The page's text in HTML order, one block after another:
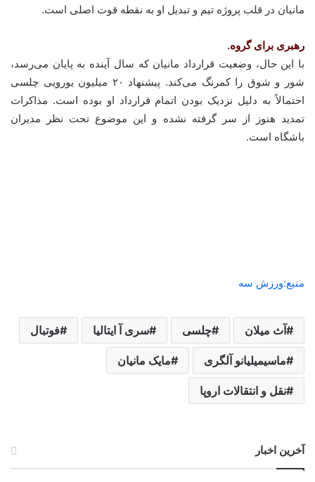
مانیان در قلب پروژه تیم و تبدیل او به نقطه قوت اصلی است.
رهبری برای گروه.
با این حال، وضعیت قرارداد مانیان که سال آینده به پایان می‌رسد،
شور و شوق را کمرنگ می‌کند. پیشنهاد ۲۰ میلیون یورویی چلسی
احتمالاً به دلیل نزدیک بودن اتمام قرارداد او بوده است. مذاکرات
تمدید هنوز از سر گرفته نشده و این موضوع تحت نظر مدیران
باشگاه است.
منبع:ورزش سه
آث میلان چلسی سری آ ایتالیا فوتبال
ماسیمیلیانو آلگری مایک مانیان
نقل و انتقالات اروپا
آخرین اخبار